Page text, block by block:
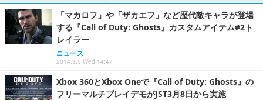
「マカロフ」や「ザカエフ」など歴代敵キャラが登場
する『Call of Duty: Ghosts』カスタムアイテム#2ト
レイラー
ニュース
2014.3.5 Wed 14:47
Xbox 360とXbox Oneで『Call of Duty: Ghosts』の
フリーマルチプレイデモがJST3月8日から実施